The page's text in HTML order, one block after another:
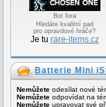
Bot fora
Hledáte kvalitní pad
pro opravdové hráče?
Je tu rare-items.cz
Batterie Mini
Nemůžete odesílat nové
Nemůžete odpovídat na
Nemůžete upravovat své